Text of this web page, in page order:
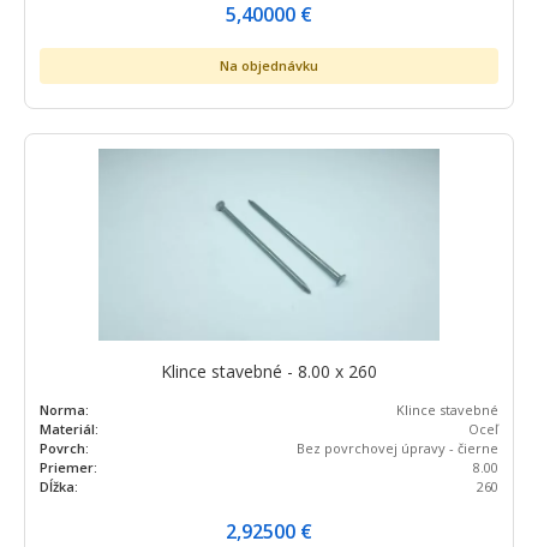
5,40000 €
Na objednávku
Klince stavebné - 8.00 x 260
Norma:
Klince stavebné
Materiál:
Oceľ
Povrch:
Bez povrchovej úpravy - čierne
Priemer:
8.00
Dĺžka:
260
2,92500 €